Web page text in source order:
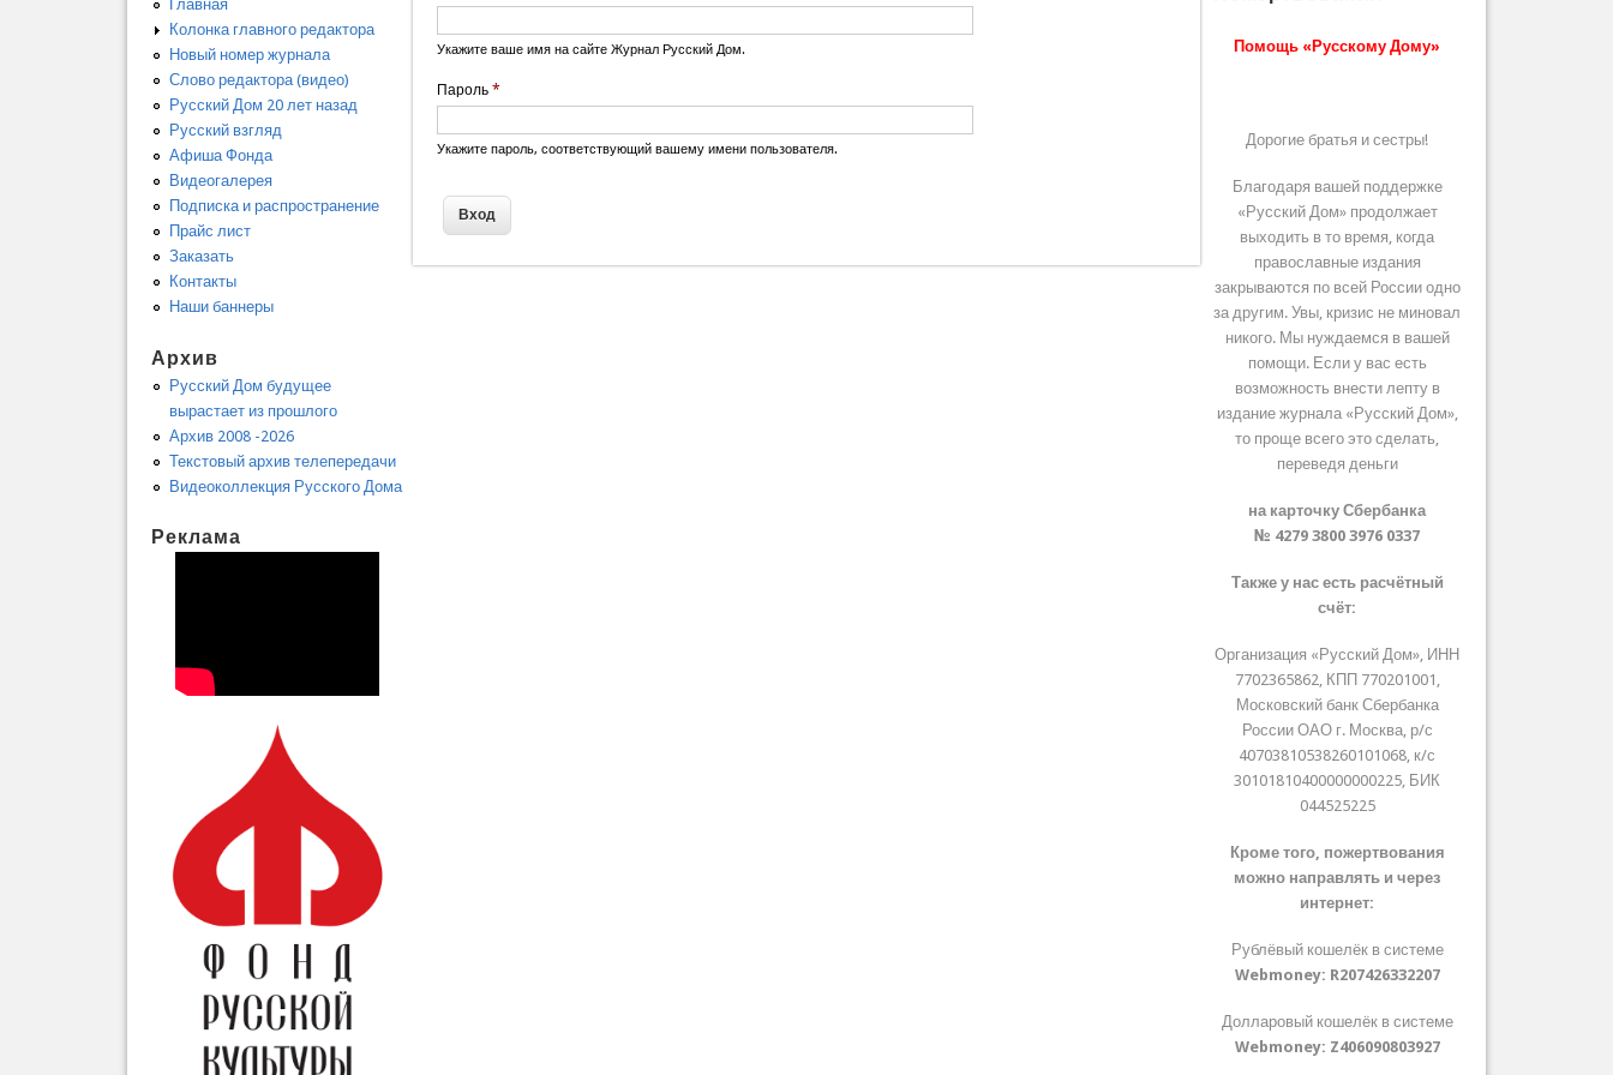
Укажите ваше имя на сайте Журнал Русский Дом.
Пароль*
Укажите пароль, соответствующий вашему имени пользователя.
Главная
Колонка главного редактора
Новый номер журнала
Слово редактора (видео)
Русский Дом 20 лет назад
Русский взгляд
Афиша Фонда
Видеогалерея
Подписка и распространение
Прайс лист
Заказать
Контакты
Наши баннеры
Архив
Русский Дом будущее
вырастает из прошлого
Архив 2008 -2026
Текстовый архив телепередачи
Видеоколлекция Русского Дома
Реклама
Помощь «Русскому Дому»
Дорогие братья и сестры!
Благодаря вашей поддержке
«Русский Дом» продолжает
выходить в то время, когда
православные издания
закрываются по всей России одно
за другим. Увы, кризис не миновал
никого. Мы нуждаемся в вашей
помощи. Если у вас есть
возможность внести лепту в
издание журнала «Русский Дом»,
то проще всего это сделать,
переведя деньги
на карточку Сбербанка
№ 4279 3800 3976 0337
Также у нас есть расчётный
счёт:
Организация «Русский Дом», ИНН
7702365862, КПП 770201001,
Московский банк Сбербанка
России ОАО г. Москва, р/с
40703810538260101068, к/с
30101810400000000225, БИК
044525225
Кроме того, пожертвования
можно направлять и через
интернет:
Рублёвый кошелёк в системе
Webmoney: R207426332207
Долларовый кошелёк в системе
Webmoney: Z406090803927